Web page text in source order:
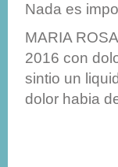
Nada es
MARIA
2016 con
sintio un
dolor habia